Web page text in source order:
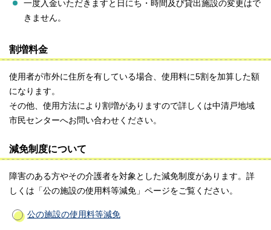
一度入金いただきますと日にち・時間及び貸出施設の変更はで
きません。
割増料金
使用者が市外に住所を有している場合、使用料に5割を加算した額
になります。
その他、使用方法により割増がありますので詳しくは中清戸地域
市民センターへお問い合わせください。
減免制度について
障害のある方やその介護者を対象とした減免制度があります。詳
しくは「公の施設の使用料等減免」ページをご覧ください。
公の施設の使用料等減免